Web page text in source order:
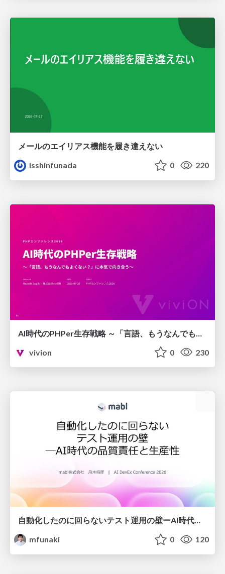
メールのエイリアス機能を履き違えない
isshinfunada
0 220
vivion
0 230
自動化したのに回らないテスト運用の壁ーAI時代の品質責任と生産性
mfunaki
0 120